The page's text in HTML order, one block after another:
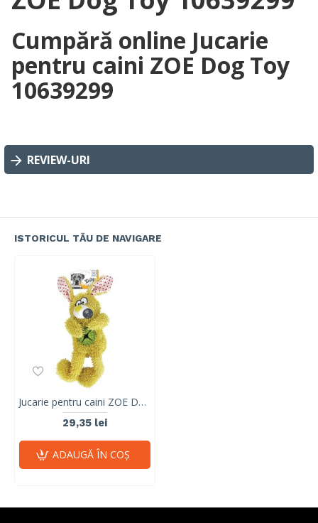
Cumpără online Jucarie
pentru caini ZOE Dog Toy
10639299
REVIEW-URI
ISTORICUL TĂU DE NAVIGARE
Jucarie pentru caini ZOE Dog Toy 10639299
29,35 lei
ADAUGĂ ÎN COŞ